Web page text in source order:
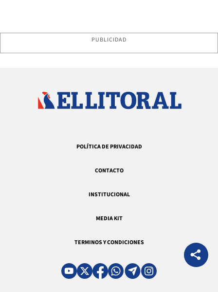
PUBLICIDAD
POLÍTICA DE PRIVACIDAD
CONTACTO
INSTITUCIONAL
MEDIA KIT
TERMINOS Y CONDICIONES